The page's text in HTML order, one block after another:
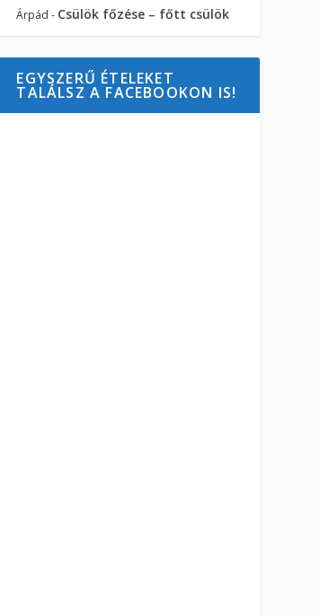
Árpád - Csülök főzése – főtt csülök
EGYSZERŰ ÉTELEKET
TALÁLSZ A FACEBOOKON IS!